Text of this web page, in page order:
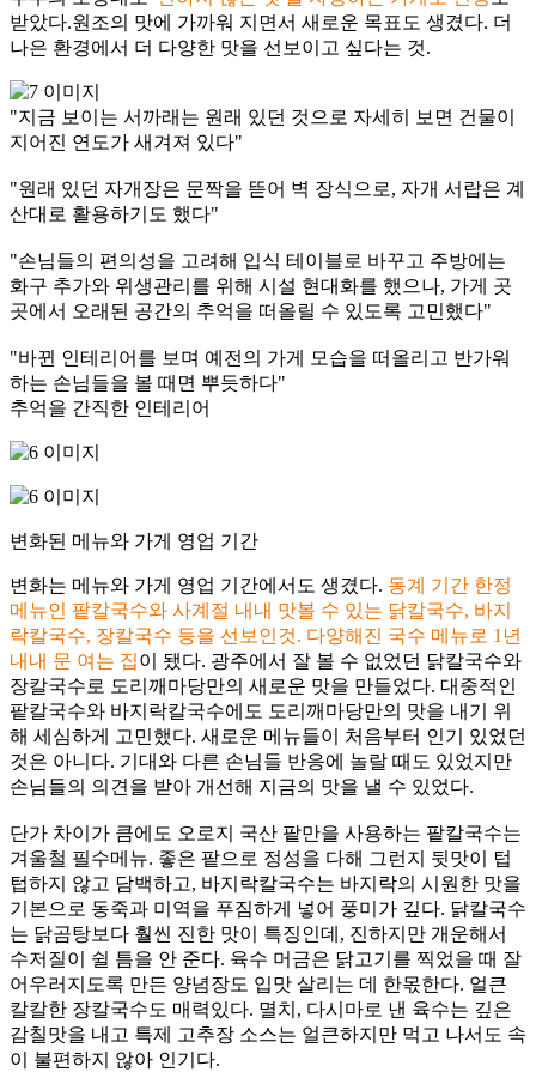
받았다.원조의 맛에 가까워 지면서 새로운 목표도 생겼다. 더
나은 환경에서 더 다양한 맛을 선보이고 싶다는 것.
"지금 보이는 서까래는 원래 있던 것으로 자세히 보면 건물이
지어진 연도가 새겨져 있다"
"원래 있던 자개장은 문짝을 뜯어 벽 장식으로, 자개 서랍은 계
산대로 활용하기도 했다"
"손님들의 편의성을 고려해 입식 테이블로 바꾸고 주방에는
화구 추가와 위생관리를 위해 시설 현대화를 했으나, 가게 곳
곳에서 오래된 공간의 추억을 떠올릴 수 있도록 고민했다"
"바뀐 인테리어를 보며 예전의 가게 모습을 떠올리고 반가워
하는 손님들을 볼 때면 뿌듯하다"
추억을 간직한 인테리어
변화된 메뉴와 가게 영업 기간
변화는 메뉴와 가게 영업 기간에서도 생겼다. 동계 기간 한정
메뉴인 팥칼국수와 사계절 내내 맛볼 수 있는 닭칼국수, 바지
락칼국수, 장칼국수 등을 선보인것. 다양해진 국수 메뉴로 1년
내내 문 여는 집이 됐다. 광주에서 잘 볼 수 없었던 닭칼국수와
장칼국수로 도리깨마당만의 새로운 맛을 만들었다. 대중적인
팥칼국수와 바지락칼국수에도 도리깨마당만의 맛을 내기 위
해 세심하게 고민했다. 새로운 메뉴들이 처음부터 인기 있었던
것은 아니다. 기대와 다른 손님들 반응에 놀랄 때도 있었지만
손님들의 의견을 받아 개선해 지금의 맛을 낼 수 있었다.
단가 차이가 큼에도 오로지 국산 팥만을 사용하는 팥칼국수는
겨울철 필수메뉴. 좋은 팥으로 정성을 다해 그런지 뒷맛이 텁
텁하지 않고 담백하고, 바지락칼국수는 바지락의 시원한 맛을
기본으로 동죽과 미역을 푸짐하게 넣어 풍미가 깊다. 닭칼국수
는 닭곰탕보다 훨씬 진한 맛이 특징인데, 진하지만 개운해서
수저질이 쉴 틈을 안 준다. 육수 머금은 닭고기를 찍었을 때 잘
어우러지도록 만든 양념장도 입맛 살리는 데 한몫한다. 얼큰
칼칼한 장칼국수도 매력있다. 멸치, 다시마로 낸 육수는 깊은
감칠맛을 내고 특제 고추장 소스는 얼큰하지만 먹고 나서도 속
이 불편하지 않아 인기다.